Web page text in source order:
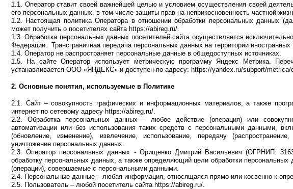
1.1. Оператор ставит своей важнейшей целью и условием осуществления своей
его персональных данных, в том числе защиты прав на неприкосновенность частной
1.2. Настоящая политика Оператора в отношении обработки персональных данных
может получить о посетителях сайта https://abireg.ru/.
1.3. Обработка персональных данных посетителей сайта осуществляется
Федерации. Трансграничная передача персональных данных на территории
1.4. Оператор не распространяет персональные данные в общедоступных источниках.
1.5. На сайте Оператор использует метрическую программу Яндекс Метрика.
устанавливается ООО «ЯНДЕКС» и доступен по адресу: https://yandex.ru/support/metrica/
2. Основные понятия, используемые в Политике
2.1. Сайт – совокупность графических и информационных материалов, а также
интернет по сетевому адресу https://abireg.ru/.
2.2. Обработка персональных данных – любое действие (операция) или
автоматизации или без использования таких средств с персональными данными,
(обновление, изменение), извлечение, использование, передачу
уничтожение персональных данных.
2.3. Оператор персональных данных - Орищенко Дмитрий Васильевич (ОГРНИП:
обработку персональных данных, а также определяющий цели обработки
(операции), совершаемые с персональными данными.
2.4. Персональные данные – любая информация, относящаяся прямо или косвенно к
2.5. Пользователь – любой посетитель сайта https://abireg.ru/.